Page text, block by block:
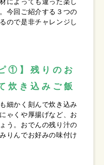
今回ご紹介する３つの
ので是非チャレンジし
①】残りのお
炊き込みご飯
細かく刻んで炊き込み
ゃくや厚揚げなど、お
う。おでんの残り汁の
りんでお好みの味付け